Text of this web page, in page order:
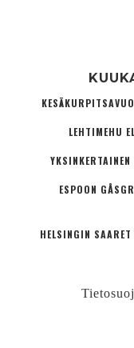
LEHTIMEHU
ESPOON
HELSINGIN